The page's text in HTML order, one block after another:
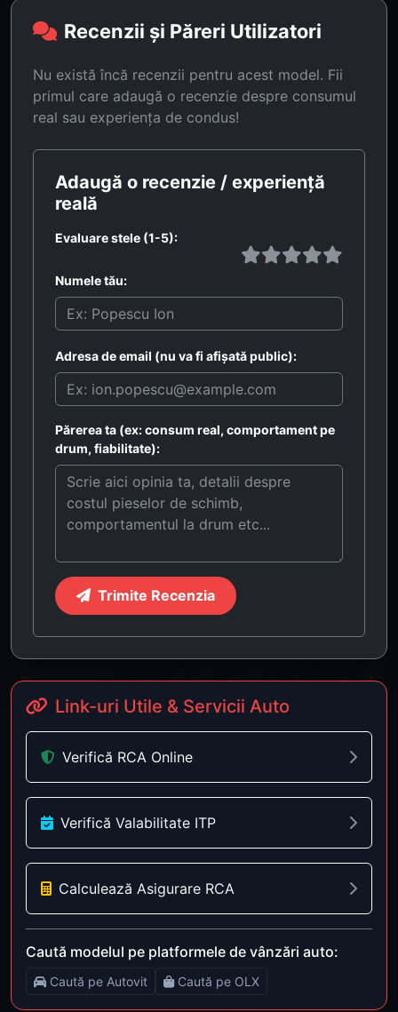
Recenzii și Păreri Utilizatori
Nu există încă recenzii pentru acest model. Fii
primul care adaugă o recenzie despre consumul
real sau experiența de condus!
Adaugă o recenzie / experiență
reală
Evaluare stele (1-5):
Numele tău:
Adresa de email (nu va fi afișată public):
Părerea ta (ex: consum real, comportament pe
drum, fiabilitate):
Trimite Recenzia
Link-uri Utile & Servicii Auto
Verifică RCA Online
Verifică Valabilitate ITP
Calculează Asigurare RCA
Caută modelul pe platformele de vânzări auto:
Caută pe Autovit Caută pe OLX